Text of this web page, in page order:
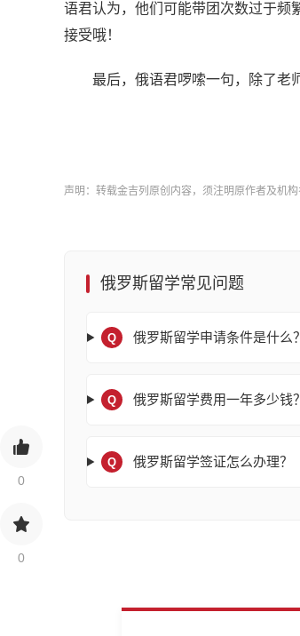
0
0
语君认为，他们可能带团次数过于频
接受哦！
最后，俄语君啰嗦一句，除了老师
声明：转载金吉列原创内容，须注明原作者及机
俄罗斯留学常见问题
Q 俄罗斯留学申请条件是什么？
Q 俄罗斯留学费用一年多少钱？
Q 俄罗斯留学签证怎么办理？